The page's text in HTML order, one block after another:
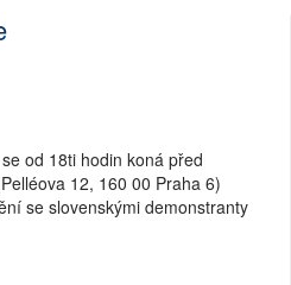
od 18ti hodin koná před
12, 160 00 Praha 6)
se slovenskými demonstranty